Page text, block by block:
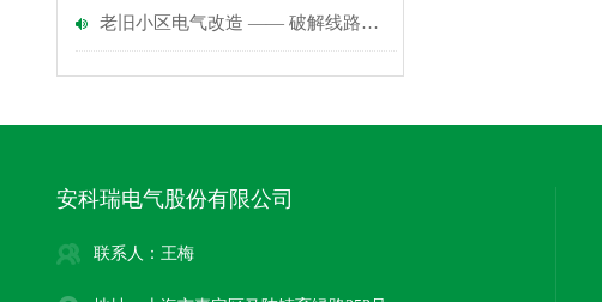
老旧小区电气改造 —— 破解线路老化、电弧隐燃的致命盲区
安科瑞电气股份有限公司
联系人：王梅